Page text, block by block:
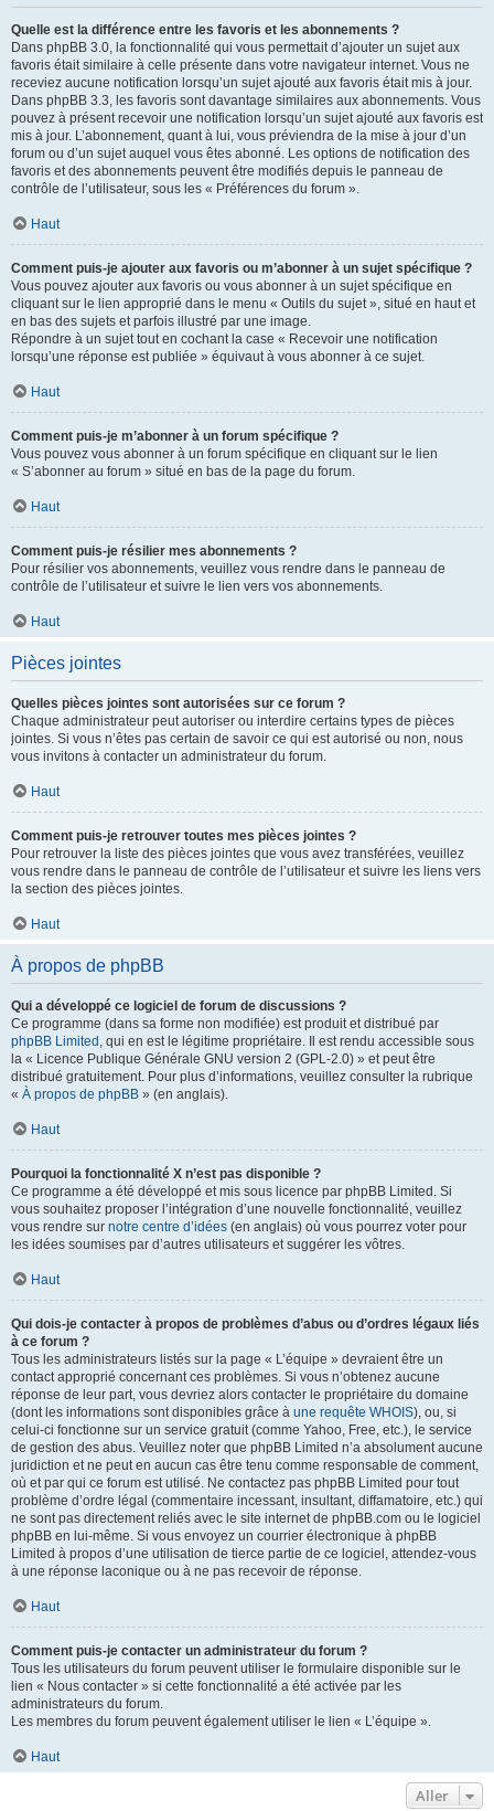
Quelle est la différence entre les favoris et les abonnements ?
Dans phpBB 3.0, la fonctionnalité qui vous permettait d’ajouter un sujet aux
favoris était similaire à celle présente dans votre navigateur internet. Vous ne
receviez aucune notification lorsqu’un sujet ajouté aux favoris était mis à jour.
Dans phpBB 3.3, les favoris sont davantage similaires aux abonnements. Vous
pouvez à présent recevoir une notification lorsqu’un sujet ajouté aux favoris est
mis à jour. L’abonnement, quant à lui, vous préviendra de la mise à jour d’un
forum ou d’un sujet auquel vous êtes abonné. Les options de notification des
favoris et des abonnements peuvent être modifiés depuis le panneau de
contrôle de l’utilisateur, sous les « Préférences du forum ».
Haut
Comment puis-je ajouter aux favoris ou m’abonner à un sujet spécifique ?
Vous pouvez ajouter aux favoris ou vous abonner à un sujet spécifique en
cliquant sur le lien approprié dans le menu « Outils du sujet », situé en haut et
en bas des sujets et parfois illustré par une image.
Répondre à un sujet tout en cochant la case « Recevoir une notification
lorsqu’une réponse est publiée » équivaut à vous abonner à ce sujet.
Haut
Comment puis-je m’abonner à un forum spécifique ?
Vous pouvez vous abonner à un forum spécifique en cliquant sur le lien
« S’abonner au forum » situé en bas de la page du forum.
Haut
Comment puis-je résilier mes abonnements ?
Pour résilier vos abonnements, veuillez vous rendre dans le panneau de
contrôle de l’utilisateur et suivre le lien vers vos abonnements.
Haut
Pièces jointes
Quelles pièces jointes sont autorisées sur ce forum ?
Chaque administrateur peut autoriser ou interdire certains types de pièces
jointes. Si vous n’êtes pas certain de savoir ce qui est autorisé ou non, nous
vous invitons à contacter un administrateur du forum.
Haut
Comment puis-je retrouver toutes mes pièces jointes ?
Pour retrouver la liste des pièces jointes que vous avez transférées, veuillez
vous rendre dans le panneau de contrôle de l’utilisateur et suivre les liens vers
la section des pièces jointes.
Haut
À propos de phpBB
Qui a développé ce logiciel de forum de discussions ?
Ce programme (dans sa forme non modifiée) est produit et distribué par
phpBB Limited , qui en est le légitime propriétaire. Il est rendu accessible sous
la « Licence Publique Générale GNU version 2 (GPL-2.0) » et peut être
distribué gratuitement. Pour plus d’informations, veuillez consulter la rubrique
« À propos de phpBB » (en anglais).
Haut
Pourquoi la fonctionnalité X n’est pas disponible ?
Ce programme a été développé et mis sous licence par phpBB Limited. Si
vous souhaitez proposer l’intégration d’une nouvelle fonctionnalité, veuillez
vous rendre sur notre centre d’idées (en anglais) où vous pourrez voter pour
les idées soumises par d’autres utilisateurs et suggérer les vôtres.
Haut
Qui dois-je contacter à propos de problèmes d’abus ou d’ordres légaux liés
à ce forum ?
Tous les administrateurs listés sur la page « L’équipe » devraient être un
contact approprié concernant ces problèmes. Si vous n’obtenez aucune
réponse de leur part, vous devriez alors contacter le propriétaire du domaine
(dont les informations sont disponibles grâce à une requête WHOIS), ou, si
celui-ci fonctionne sur un service gratuit (comme Yahoo, Free, etc.), le service
de gestion des abus. Veuillez noter que phpBB Limited n’a absolument aucune
juridiction et ne peut en aucun cas être tenu comme responsable de comment,
où et par qui ce forum est utilisé. Ne contactez pas phpBB Limited pour tout
problème d’ordre légal (commentaire incessant, insultant, diffamatoire, etc.) qui
ne sont pas directement reliés avec le site internet de phpBB.com ou le logiciel
phpBB en lui-même. Si vous envoyez un courrier électronique à phpBB
Limited à propos d’une utilisation de tierce partie de ce logiciel, attendez-vous
à une réponse laconique ou à ne pas recevoir de réponse.
Haut
Comment puis-je contacter un administrateur du forum ?
Tous les utilisateurs du forum peuvent utiliser le formulaire disponible sur le
lien « Nous contacter » si cette fonctionnalité a été activée par les
administrateurs du forum.
Les membres du forum peuvent également utiliser le lien « L’équipe ».
Haut
Aller